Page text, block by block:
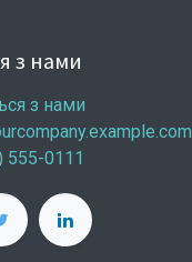
з нами
з нами
555-0111